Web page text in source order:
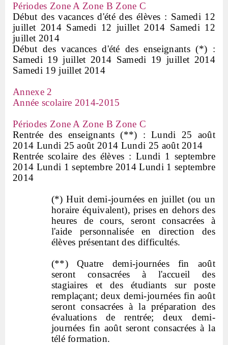
Périodes Zone A Zone B Zone C
Début des vacances d'été des élèves : Samedi 12
juillet 2014 Samedi 12 juillet 2014 Samedi 12
juillet 2014
Début des vacances d'été des enseignants (*) :
Samedi 19 juillet 2014 Samedi 19 juillet 2014
Samedi 19 juillet 2014
Annexe 2
Année scolaire 2014-2015
Périodes Zone A Zone B Zone C
Rentrée des enseignants (**) : Lundi 25 août
2014 Lundi 25 août 2014 Lundi 25 août 2014
Rentrée scolaire des élèves : Lundi 1 septembre
2014 Lundi 1 septembre 2014 Lundi 1 septembre
2014
(*) Huit demi-journées en juillet (ou un
horaire équivalent), prises en dehors des
heures de cours, seront consacrées à
l'aide personnalisée en direction des
élèves présentant des difficultés.
(**) Quatre demi-journées fin août
seront consacrées à l'accueil des
stagiaires et des étudiants sur poste
remplaçant; deux demi-journées fin août
seront consacrées à la préparation des
évaluations de rentrée; deux demi-
journées fin août seront consacrées à la
télé formation.